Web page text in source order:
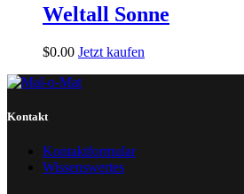
Weltall Sonne
$0.00 Jetzt kaufen
Kontakt
Kontaktformular
Wissenswertes